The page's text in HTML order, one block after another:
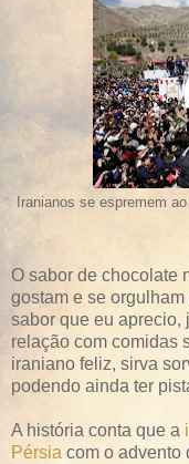
Iranianos se espremem
O sabor de chocolate
gostam e se
sabor que eu aprecio,
relação com comidas
iraniano feliz, sirva
podendo ainda ter
A história conta que a
Pérsia com o advento